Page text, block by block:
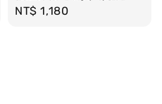
Regular
NT$ 1,180